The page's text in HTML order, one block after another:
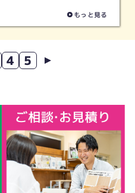
もっと見る
4 5